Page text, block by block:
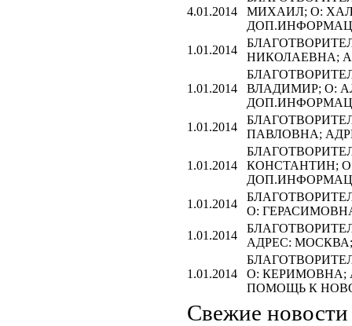
4.01.2014
МИХАИЛ; О:
1.01.2014
НИКОЛАЕВНА;
1.01.2014
ВЛАДИМИР; О:
1.01.2014
ПАВЛОВНА;
1.01.2014
КОНСТАНТИН;
1.01.2014
О:
1.01.2014
АДРЕС:
1.01.2014
О: КЕРИМОВНА;
ПОМОЩЬ К
Свежие